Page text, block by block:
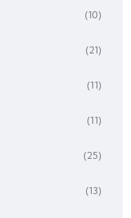
(10)
(21)
(11)
(11)
(25)
(13)